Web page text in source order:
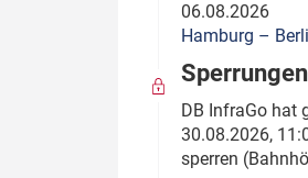
Thema des
Dossier:
Dossier: ETCS
Dossier:
06.08.2026
Hamburg –
DB InfraGo hat
30.08.2026,
sperren